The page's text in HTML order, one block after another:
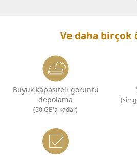
Ve daha birçok
Büyük kapasiteli görüntü
depolama
(50 GB'a kadar)